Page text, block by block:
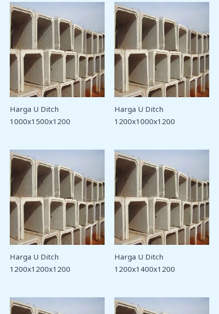
Harga U Ditch
1000x1500x1200
Harga U Ditch
1200x1000x1200
Harga U Ditch
1200x1200x1200
Harga U Ditch
1200x1400x1200